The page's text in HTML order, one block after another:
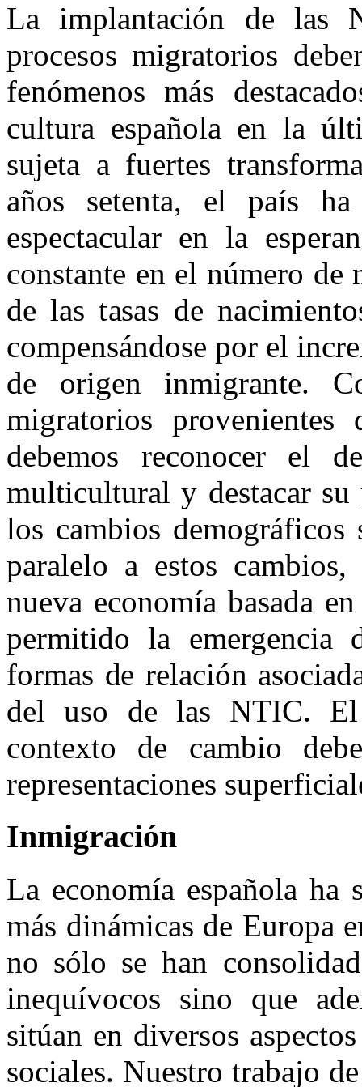
La implantación de las
procesos migratorios
fenómenos más
cultura española en la
sujeta a fuertes
años setenta, el país ha
espectacular en la
constante en el número de
de las tasas de
compensándose por el
de origen inmigrante.
migratorios
debemos reconocer el
multicultural y destacar
los cambios
paralelo a estos
nueva economía basada
permitido la emergencia
formas de relación
del uso de las NTIC.
contexto de cambio
representaciones
Inmigración
La economía española ha
más dinámicas de Europa
no sólo se han
inequívocos sino que
sitúan en diversos
sociales. Nuestro trabajo